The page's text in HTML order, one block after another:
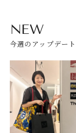
NEW
今週のアップデート